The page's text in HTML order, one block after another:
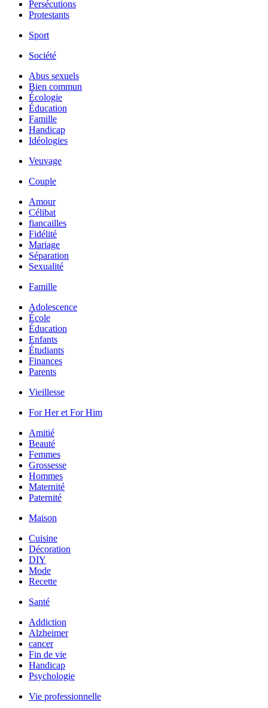
Persécutions
Protestants
Sport
Société
Abus sexuels
Bien commun
Écologie
Éducation
Famille
Handicap
Idéologies
Veuvage
Couple
Amour
Célibat
fiancailles
Fidélité
Mariage
Séparation
Sexualité
Famille
Adolescence
École
Éducation
Enfants
Étudiants
Finances
Parents
Vieillesse
For Her et For Him
Amitié
Beauté
Femmes
Grossesse
Hommes
Maternité
Paternité
Maison
Cuisine
Décoration
DIY
Mode
Recette
Santé
Addiction
Alzheimer
cancer
Fin de vie
Handicap
Psychologie
Vie professionnelle